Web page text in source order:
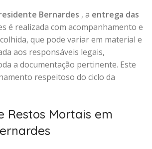
Bernardes , a entrega das
é realizada com acompanhamento e
que pode variar em material e
aos responsáveis legais,
a documentação pertinente. Este
respeitoso do ciclo da
Restos Mortais em